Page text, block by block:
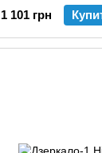
1 101 грн